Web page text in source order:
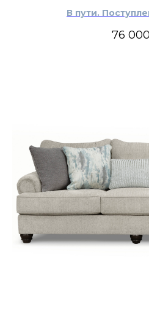
неоклассического,
хочется добавить
В пути.
76 000